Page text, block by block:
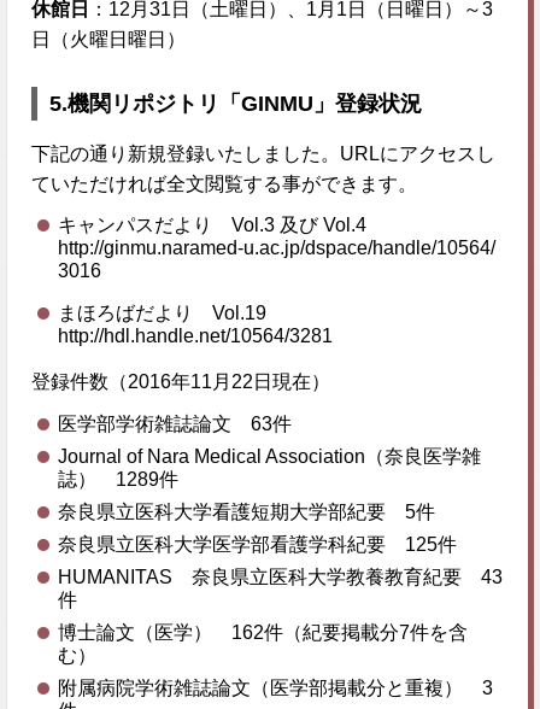
休館日
：12月31日（土曜日）、1月1日（日曜日）～3
日（火曜日曜日）
5.機関リポジトリ「GINMU」登録状況
下記の通り新規登録いたしました。URLにアクセスし
ていただければ全文閲覧する事ができます。
キャンパスだより Vol.3 及び Vol.4
http://ginmu.naramed-u.ac.jp/dspace/handle/10564/
3016
まほろばだより Vol.19
http://hdl.handle.net/10564/3281
登録件数（2016年11月22日現在）
医学部学術雑誌論文 63件
Journal of Nara Medical Association（奈良医学雑
誌） 1289件
奈良県立医科大学看護短期大学部紀要 5件
奈良県立医科大学医学部看護学科紀要 125件
HUMANITAS 奈良県立医科大学教養教育紀要 43
件
博士論文（医学） 162件（紀要掲載分7件を含
む）
附属病院学術雑誌論文（医学部掲載分と重複） 3